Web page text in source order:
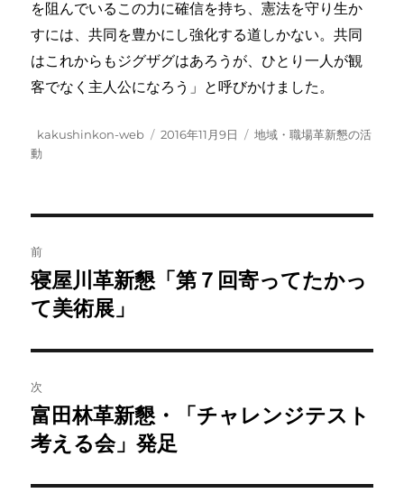
を阻んでいるこの力に確信を持ち、憲法を守り生か
すには、共同を豊かにし強化する道しかない。共同
はこれからもジグザグはあろうが、ひとり一人が観
客でなく主人公になろう」と呼びかけました。
投
稿
kakushinkon-web
投
2016年11月9日
カ
地域・職場革新懇の活
動
稿
ナ
ビ
ゲ
ー
シ
前
前
の
稿:
寝屋川革新懇「第７回寄ってたかっ
て美術展」
次
次
の
富田林革新懇・「チャレンジテスト
考える会」発足